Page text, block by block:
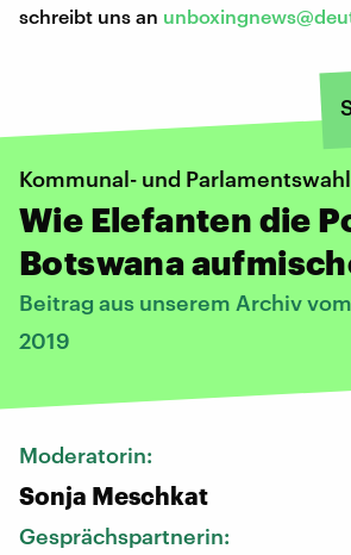
schreibt uns an
Kommunal- und
Wie Elefanten die
Botswana
Beitrag aus unserem Archiv
2019
Moderatorin:
Sonja Meschkat
Gesprächspartnerin: